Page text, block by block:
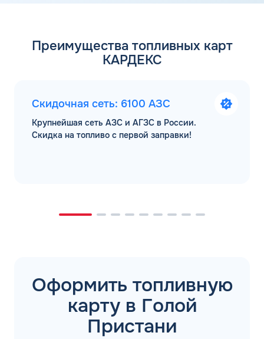
Преимущества топливных карт
КАРДЕКС
Скидочная сеть: 6100 АЗС
Крупнейшая сеть АЗС и АГЗС в России.
Скидка на топливо с первой заправки!
Оформить топливную
карту в Голой
Пристани